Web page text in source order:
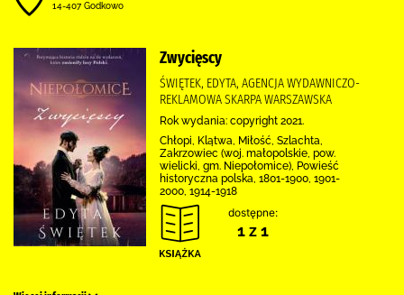
14-407 Godkowo
Zwycięscy
ŚWIĘTEK, EDYTA, AGENCJA WYDAWNICZO-
REKLAMOWA SKARPA WARSZAWSKA
Rok wydania: copyright 2021.
Chłopi, Klątwa, Miłość, Szlachta,
Zakrzowiec (woj. małopolskie, pow.
wielicki, gm. Niepołomice), Powieść
historyczna polska, 1801-1900, 1901-
2000, 1914-1918
dostępne:
1 z 1